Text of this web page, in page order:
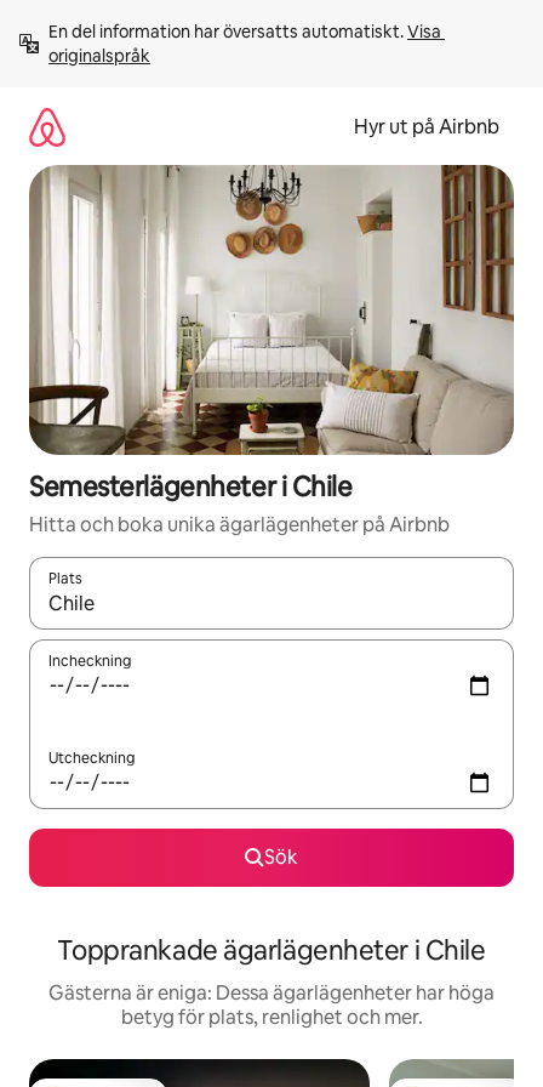
innehåll
En del information har översatts automatiskt. Visa
originalspråk
Hyr ut på Airbnb
Semesterlägenheter i Chile
Hitta och boka unika ägarlägenheter på Airbnb
Plats
När resultaten är tillgängliga kan du navigera med upp- och
Incheckning
Utcheckning
Sök
Topprankade ägarlägenheter i Chile
Gästerna är eniga: Dessa ägarlägenheter har höga
betyg för plats, renlighet och mer.